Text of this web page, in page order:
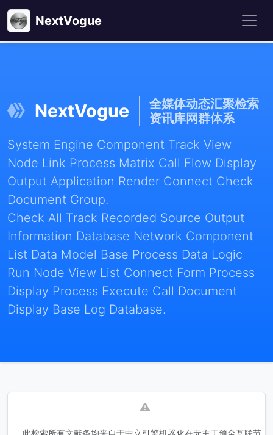
NextVogue
NextVogue
全媒体动态汇聚检索
资讯库网群体系
System Engine Component Track View
Node Link Process Matrix Call Flow Display
Output Application Render Connect Check
Document Group.
Check All Track Recorded Source Output
Information Database Network Component
List Data Model Base Process Data Logic
Run Node View List Connect Form Process
Display Process Execute Call Document
Display Base Log Database.
此检索所有文献条均来自于中立引擎机器化在无主干预全互联节